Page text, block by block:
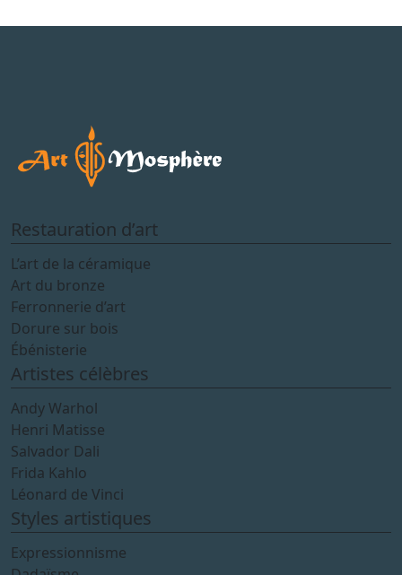
Restauration d’art
L’art de la céramique
Art du bronze
Ferronnerie d’art
Dorure sur bois
Ébénisterie
Artistes célèbres
Andy Warhol
Henri Matisse
Salvador Dali
Frida Kahlo
Léonard de Vinci
Styles artistiques
Expressionnisme